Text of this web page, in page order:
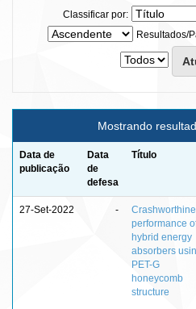
Classificar por:
Resultados/
Mostrando
Data de
publicação
Data
de
defesa
Título
27-Set-2022 -
performance
hybrid energy
absorbers
PET-G
honeycomb
structure